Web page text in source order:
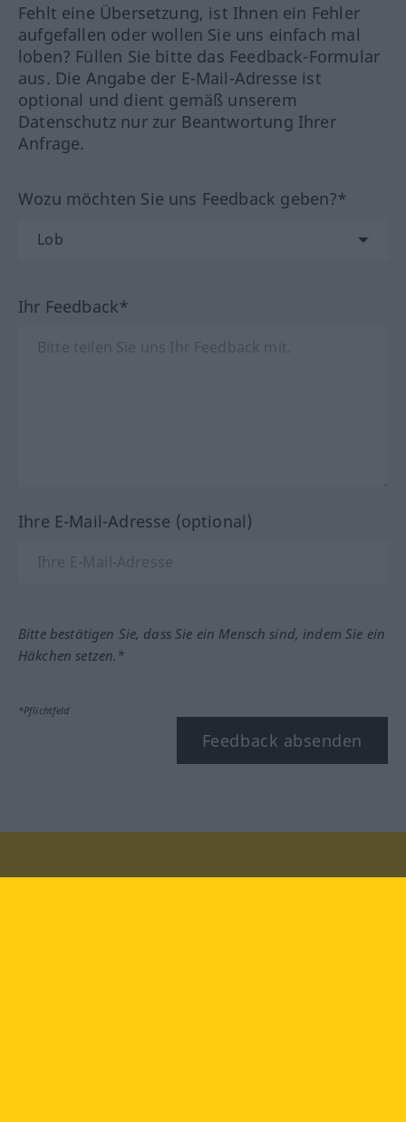
Fehlt eine Übersetzung, ist Ihnen ein Fehler
aufgefallen oder wollen Sie uns einfach mal
loben? Füllen Sie bitte das Feedback-Formular
aus. Die Angabe der E-Mail-Adresse ist
optional und dient gemäß unserem
Datenschutz nur zur Beantwortung Ihrer
Anfrage.
Wozu möchten Sie uns Feedback geben?*
Ihr Feedback*
Ihre E-Mail-Adresse (optional)
Bitte bestätigen Sie, dass Sie ein Mensch sind, indem Sie ein
Häkchen setzen.*
*Pflichtfeld
Feedback absenden